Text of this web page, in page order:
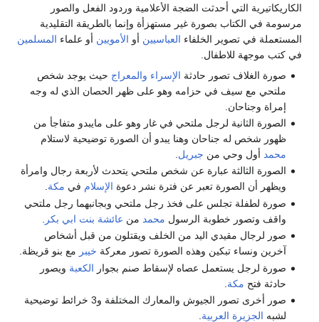
الكاريكاتيرية التي أحدثت الضجة الأعلامية وردود الفعل والصور
مرسومة في الكتاب بصورة غير مستهزأة وإنما بالطريقة التقليدية
المستعملة في تصوير الخلفاء العباسيين أو الأمويين أو علماء المسلمين
في كتب موجهة للاطفال.
صورة الغلاف تصور حادثة الإسراء والمعراج حيث يوجد شخص
ملتحي مع سيف في حزامه وهو على ظهر الحصان الذي له وجه
إمراة وجناحان.
الصورة الثانية لرجل ملتحي في غار وهو على مايبدو متفاجأ من
ظهور شخص له جناحان وهنا يبدو أن الصورة توضيحية لاستلام
محمد أول وحي من جبريل
الصورة الثالثة عبارة عن شخص ملتحي يتحدث لأربعة رجال وامرأة
ويظهر أن الصورة تعبر عن فترة نشر دعوة الإسلام في مكة.
صورة لطفلة تجلس على فخذ رجل ملتحي وبجانبهما رجل ملتحي
واقف وتصور خطوبة الرسول محمد من عائشة بنت ابي بكر
صور لرجال مقيدي اليد من الخلف ويقتلون من قبل أشخاص
آخرين ونساء تبكين وهذه الصورة تصور معركة خيبر مع بنو قريظة.
صورة لرجل يستعمل عصاه لإسقاط صنم بجوار الكعبة ويصور
حادثة فتح مكة
صور أخرى تصور الجيوش والمعارك المختلفة و3 خرائط توضيحية
لشبه الجزيرة العربية